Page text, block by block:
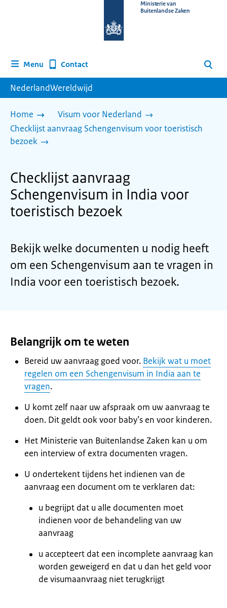
homepage
Ministerie van
Buitenlandse Zaken
Menu Contact Zoeken
NederlandWereldwijd
Home
Visum voor Nederland
Checklijst aanvraag Schengenvisum voor toeristisch
bezoek
Checklijst aanvraag
Schengenvisum in India voor
toeristisch bezoek
Bekijk welke documenten u nodig heeft
om een Schengenvisum aan te vragen in
India voor een toeristisch bezoek.
Belangrijk om te weten
Bereid uw aanvraag goed voor. Bekijk wat u moet
regelen om een Schengenvisum in India aan te
vragen.
U komt zelf naar uw afspraak om uw aanvraag te
doen. Dit geldt ook voor baby’s en voor kinderen.
Het Ministerie van Buitenlandse Zaken kan u om
een interview of extra documenten vragen.
U ondertekent tijdens het indienen van de
aanvraag een document om te verklaren dat:
u begrijpt dat u alle documenten moet
indienen voor de behandeling van uw
aanvraag
u accepteert dat een incomplete aanvraag kan
worden geweigerd en dat u dan het geld voor
de visumaanvraag niet terugkrijgt